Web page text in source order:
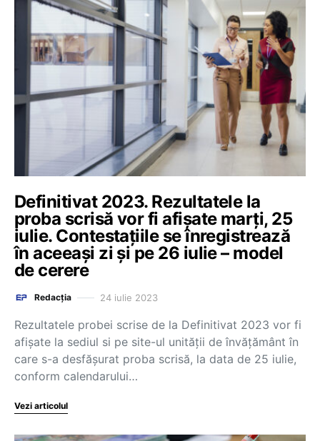
Definitivat 2023. Rezultatele la
proba scrisă vor fi afișate marți, 25
iulie. Contestațiile se înregistrează
în aceeași zi și pe 26 iulie – model
de cerere
Redacția 24 iulie 2023
Rezultatele probei scrise de la Definitivat 2023 vor fi
afișate la sediul si pe site-ul unității de învățământ în
care s-a desfășurat proba scrisă, la data de 25 iulie,
conform calendarului…
Vezi articolul